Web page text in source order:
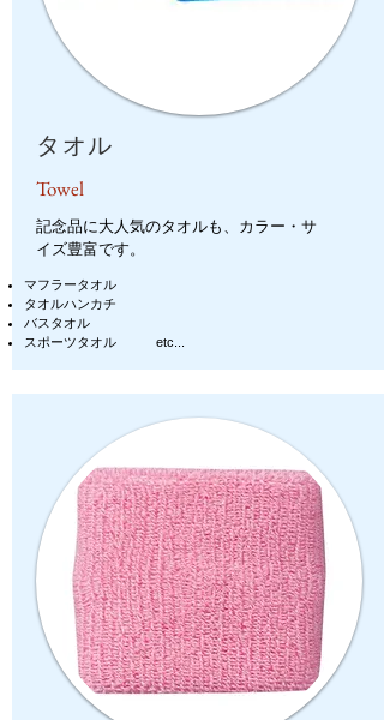
タオル
Towel
記念品に大人気のタオルも、カラー・サ
イズ豊富です。
マフラータオル
タオルハンカチ
バスタオル
スポーツタオル etc...